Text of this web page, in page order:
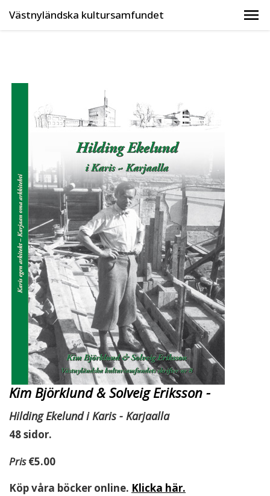
Västnyländska kultursamfundet
Kim Björklund & Solveig Eriksson -
Hilding Ekelund i Karis - Karjaalla
48 sidor.
Pris€5.00
Köp våra böcker online. Klicka här.